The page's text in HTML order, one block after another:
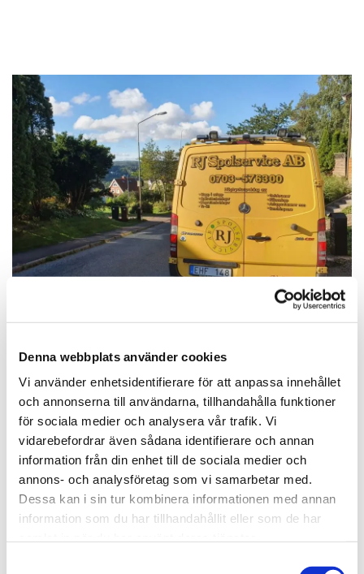
Denna webbplats använder cookies
Vi använder enhetsidentifierare för att anpassa innehållet
och annonserna till användarna, tillhandahålla funktioner
för sociala medier och analysera vår trafik. Vi
vidarebefordrar även sådana identifierare och annan
information från din enhet till de sociala medier och
annons- och analysföretag som vi samarbetar med.
Dessa kan i sin tur kombinera informationen med annan
information som du har tillhandahållit eller som de har
Lämna gärna ett omdöme eller
läs tidigare recensioner
LÄMNA GÄRNA EN RECENSION